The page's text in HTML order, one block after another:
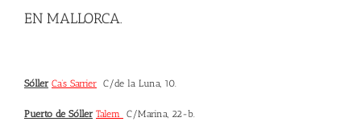
EN MALLORCA.
Sóller Ca’s Sarrier C/de la Luna, 10.
Puerto de Sóller Talem C/Marina, 22-b.